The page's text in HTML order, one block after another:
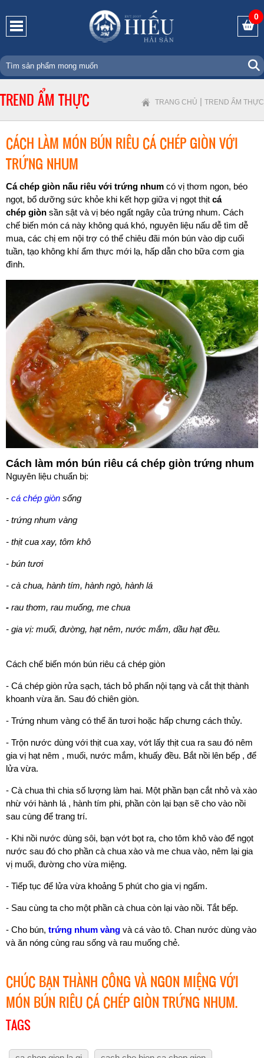
0
TREND ẨM THỰC TRANG CHỦ | TREND ẨM THỰC
CÁCH LÀM MÓN BÚN RIÊU CÁ CHÉP GIÒN VỚI
TRỨNG NHUM
Cá chép giòn nấu riêu với trứng nhum có vị thơm ngon, béo
ngọt, bổ dưỡng sức khỏe khi kết hợp giữa vị ngọt thịt cá
chép giòn sần sật và vị béo ngất ngây của trứng nhum. Cách
chế biến món cá này không quá khó, nguyên liệu nấu dễ tìm dễ
mua, các chị em nội trợ có thể chiêu đãi món bún vào dịp cuối
tuần, tạo không khí ẩm thực mới lạ, hấp dẫn cho bữa cơm gia
đình.
Cách làm món bún riêu cá chép giòn trứng nhum
Nguyên liệu chuẩn bị:
- cá chép giòn sống
- trứng nhum vàng
- thịt cua xay, tôm khô
- bún tươi
- cà chua, hành tím, hành ngò, hành lá
- rau thơm, rau muống, me chua
- gia vị: muối, đường, hạt nêm, nước mắm, dầu hạt đều.
Cách chế biến món bún riêu cá chép giòn
- Cá chép giòn rửa sạch, tách bỏ phẩn nội tạng và cắt thịt thành
khoanh vừa ăn. Sau đó chiên giòn.
- Trứng nhum vàng có thể ăn tươi hoặc hấp chưng cách thủy.
- Trộn nước dùng với thịt cua xay, vớt lấy thịt cua ra sau đó nêm
gia vị hạt nêm , muối, nước mắm, khuấy đều. Bắt nồi lên bếp , để
lửa vừa.
- Cà chua thì chia số lượng làm hai. Một phần bạn cắt nhỏ và xào
nhừ với hành lá , hành tím phi, phần còn lại bạn sẽ cho vào nồi
sau cùng để trang trí.
- Khi nồi nước dùng sôi, bạn vớt bọt ra, cho tôm khô vào để ngọt
nước sau đó cho phần cà chua xào và me chua vào, nêm lại gia
vị muối, đường cho vừa miệng.
- Tiếp tục để lửa vừa khoảng 5 phút cho gia vị ngấm.
- Sau cùng ta cho một phần cà chua còn lại vào nồi. Tắt bếp.
- Cho bún, trứng nhum vàng và cá vào tô. Chan nước dùng vào
và ăn nóng cùng rau sống và rau muống chẻ.
CHÚC BẠN THÀNH CÔNG VÀ NGON MIỆNG VỚI
MÓN BÚN RIÊU CÁ CHÉP GIÒN TRỨNG NHUM.
TAGS